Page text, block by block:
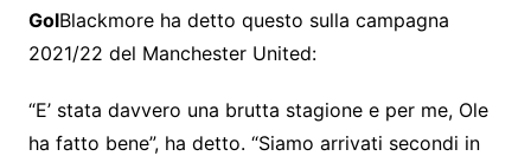
GolBlackmore ha detto questo sulla campagna
2021/22 del Manchester United:
“E’ stata davvero una brutta stagione e per me, Ole
ha fatto bene”, ha detto. “Siamo arrivati ​​secondi in